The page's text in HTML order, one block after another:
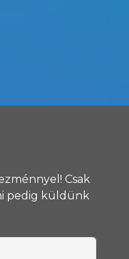
Csak
pedig küldünk